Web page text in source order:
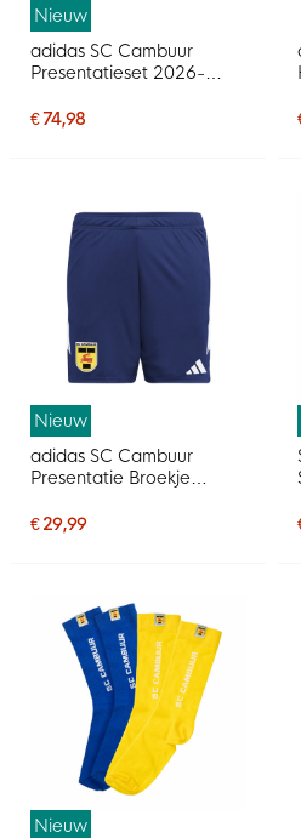
Nieuw
adidas SC Cambuur
Presentatieset 2026-
€ 74,98
Nieuw
adidas SC Cambuur
Presentatie Broekje
€ 29,99
Nieuw